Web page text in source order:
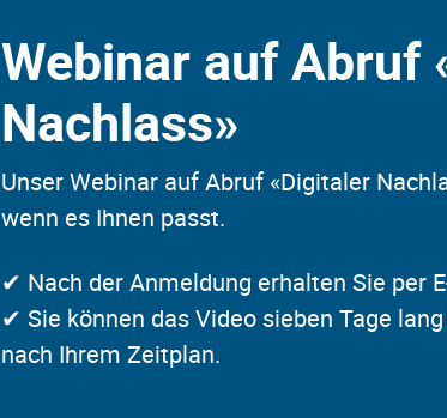
Webinar auf Abruf
Nachlass»
Unser Webinar auf Abruf «Digitaler
wenn es Ihnen passt.
✔ Nach der Anmeldung erhalten Sie per
✔ Sie können das Video sieben Tage
nach Ihrem Zeitplan.